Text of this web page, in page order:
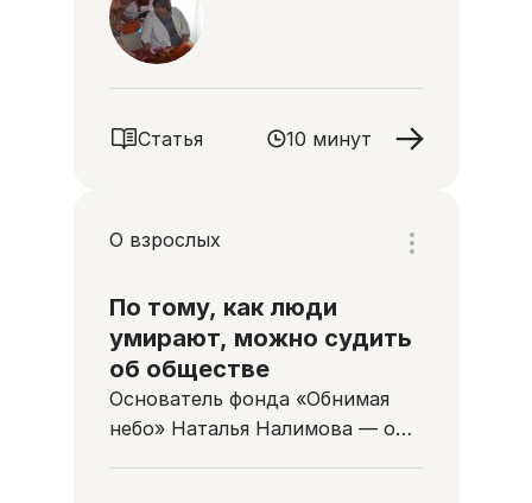
Статья 10 минут
О взрослых
По тому, как люди
умирают, можно судить
об обществе
Основатель фонда «Обнимая
небо» Наталья Налимова — о